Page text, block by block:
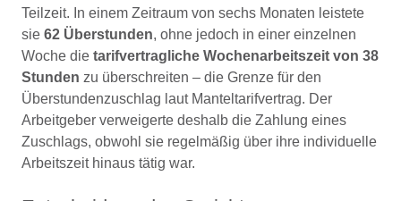
Teilzeit. In einem Zeitraum von sechs Monaten leistete
sie 62 Überstunden, ohne jedoch in einer einzelnen
Woche die tarifvertragliche Wochenarbeitszeit von 38
Stunden zu überschreiten – die Grenze für den
Überstundenzuschlag laut Manteltarifvertrag. Der
Arbeitgeber verweigerte deshalb die Zahlung eines
Zuschlags, obwohl sie regelmäßig über ihre individuelle
Arbeitszeit hinaus tätig war.